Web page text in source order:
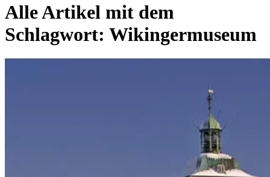
Alle Artikel mit dem
Schlagwort: Wikingermuseum